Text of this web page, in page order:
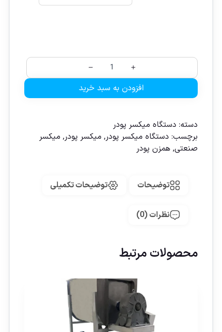
افزودن به سبد خرید
دسته:دستگاه میکسر پودر
برچسب:دستگاه میکسر پودر,میکسر پودر,میکسر
صنعتی,همزن پودر
توضیحات توضیحات تکمیلی
نظرات (0)
محصولات مرتبط